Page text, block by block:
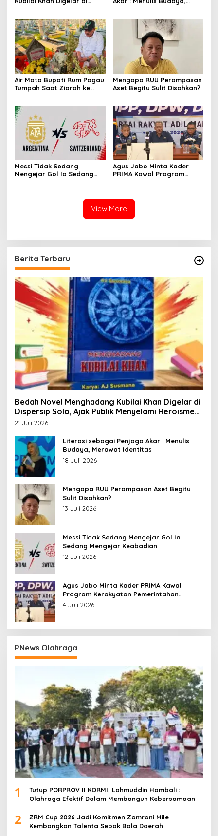
Leluhur Nusantara
Air Mata Bupati Rum Pagau
Tumpah Saat Ziarah ke
Mengapa RUU Perampasan
Aset Begitu Sulit Disahkan?
Messi Tidak Sedang
Mengejar Gol Ia Sedang
Agus Jabo Minta Kader
PRIMA Kawal Program
View More
Berita Terbaru
Bedah Novel Menghadang Kubilai Khan Digelar di
Dispersip Solo, Ajak Publik Menyelami Heroisme
Leluhur Nusantara
21 Juli 2026
Literasi sebagai Penjaga Akar : Menulis
Budaya, Merawat Identitas
18 Juli 2026
Mengapa RUU Perampasan Aset Begitu
Sulit Disahkan?
13 Juli 2026
Messi Tidak Sedang Mengejar Gol Ia
Sedang Mengejar Keabadian
12 Juli 2026
Agus Jabo Minta Kader PRIMA Kawal
Program Kerakyatan Pemerintahan
Prabowo
4 Juli 2026
PNews Olahraga
1
Tutup PORPROV II KORMI, Lahmuddin Hambali :
Olahraga Efektif Dalam Membangun Kebersamaan
2
ZRM Cup 2026 Jadi Komitmen Zamroni Mile
Kembangkan Talenta Sepak Bola Daerah